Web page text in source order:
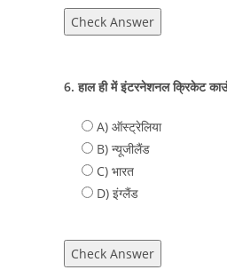
Check Answer
6. हाल ही में इंटरनेशनल क्रिकेट
A) ऑस्ट्रेलिया
B) न्यूजीलैंड
C) भारत
D) इंग्लैंड
Check Answer